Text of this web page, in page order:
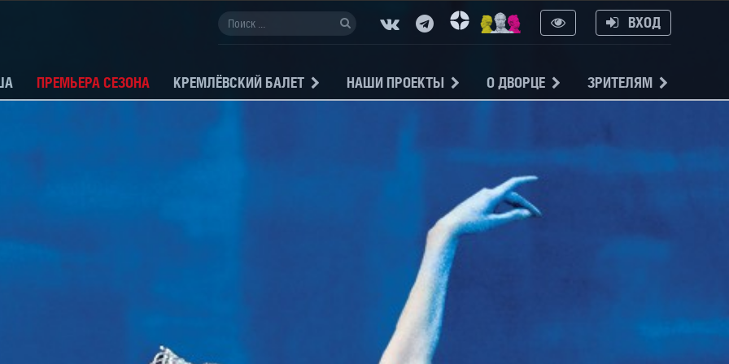
ВХОД
ПРЕМЬЕРА СЕЗОНА КРЕМЛЁВСКИЙ БАЛЕТ НАШИ ПРОЕКТЫ О ДВОРЦЕ ЗРИТЕЛЯМ